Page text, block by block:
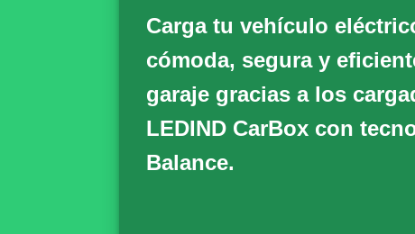
Carga tu vehículo
cómoda, segura y
garaje gracias a los
LEDIND CarBox con
Balance.